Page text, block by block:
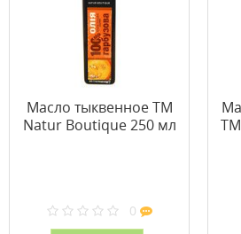
Масло тыквенное ТМ
Natur Boutique 250 мл
0